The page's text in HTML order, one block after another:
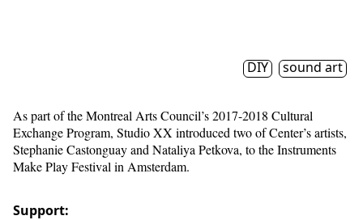
DIY sound art
As part of the Montreal Arts Council’s 2017-2018 Cultural
Exchange Program, Studio XX introduced two of Center’s artists,
Stephanie Castonguay and Nataliya Petkova, to the Instruments
Make Play Festival in Amsterdam.
Support: